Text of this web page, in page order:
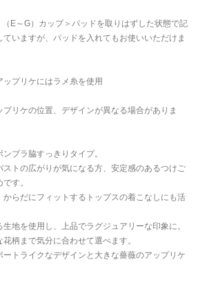
E～G）カップ＞パッドを取りはずした状態で記
いますが、パッドを入れてもお使いいただけま
ップリケにはラメ糸を使用
リケの位置、デザインが異なる場合がありま
ブラ脇すっきりタイプ。
ストの広がりが気になる方、安定感のあるつけご
す。
からだにフィットするトップスの着こなしにも活
地を使用し、上品でラグジュアリーな印象に。
柄まで気分に合わせて選べます。
トライクなデザインと大きな薔薇のアップリケ